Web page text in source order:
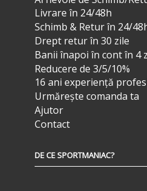
Livrare în 24/48h
Schimb & Retur în 24/
Drept retur în 30 zile
Banii înapoi în cont în 4
Reducere de 3/5/10%
16 ani experiență
Urmărește comanda ta
Ajutor
Contact
DE CE SPORTMANIAC?